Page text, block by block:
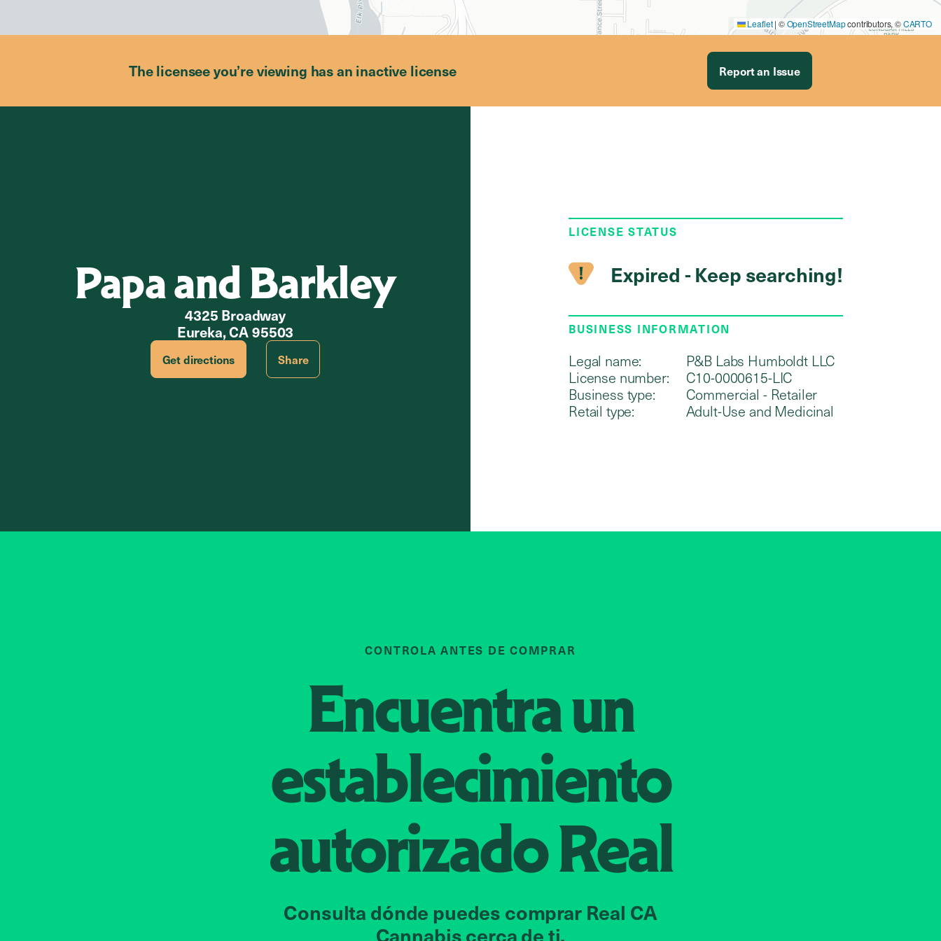
Leaflet | ©OpenStreetMapcontributors, ©CARTO
The licensee you’re viewing has an inactive license Report an Issue
Papa and Barkley
4325 Broadway
Eureka, CA 95503
Get directions Share
LICENSE STATUS
Expired - Keep searching!
BUSINESS INFORMATION
Legal name:
P&B Labs Humboldt LLC
License number:
C10-0000615-LIC
Business type:
Commercial - Retailer
Retail type:
Adult-Use and Medicinal
CONTROLA ANTES DE COMPRAR
Encuentra un
establecimiento
autorizadoReal
Consulta dónde puedes comprar Real CA
Cannabis cerca de ti.